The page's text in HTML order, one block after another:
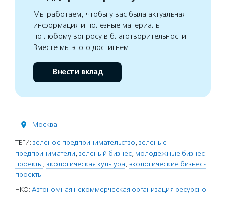
Мы работаем, чтобы у вас была актуальная
информация и полезные материалы
по любому вопросу в благотворительности.
Вместе мы этого достигнем
Внести вклад
Москва
ТЕГИ: зеленое предпринимательство, зеленые
предприниматели, зеленый бизнес, молодежные бизнес-
проекты, экологическая культура, экологические бизнес-
проекты
НКО: Автономная некоммерческая организация ресурсно-